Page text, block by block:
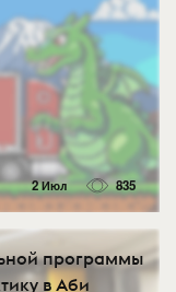
2 Июл 835
программы
в Аби